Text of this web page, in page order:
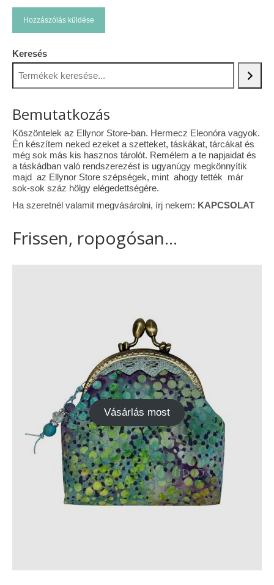
Keresés
Bemutatkozás
Köszöntelek az Ellynor Store-ban. Hermecz Eleonóra vagyok.
Én készítem neked ezeket a szetteket, táskákat, tárcákat és
még sok más kis hasznos tárolót. Remélem a te napjaidat és
a táskádban való rendszerezést is ugyanúgy megkönnyítik
majd az Ellynor Store szépségek, mint ahogy tették már
sok-sok száz hölgy elégedettségére.
Ha szeretnél valamit megvásárolni, írj nekem: KAPCSOLAT
Frissen, ropogósan...
Vásárlás most